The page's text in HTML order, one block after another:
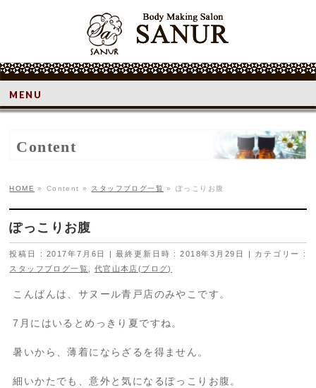
MENU
Content
HOME » Content » スタッフブログ一覧 » ぽっこりお腹
ぽっこりお腹
投稿日 : 2017年7月6日 最終更新日時 : 2018年3月29日
カテゴリー :
スタッフブログ一覧
代官山本店(ブログ)
こんばんは、サヌール青戸店のみやこです。
7月にはいるとめっきり夏ですね。
暑いから、薄着にならざるを得ません。
細いかたでも、意外と気になるぽっこりお腹。